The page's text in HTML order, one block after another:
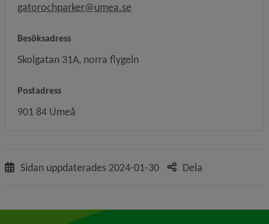
gatorochparker@umea.se
Besöksadress
Skolgatan 31A, norra flygeln
Postadress
901 84 Umeå
Sidan uppdaterades 2024-01-30 Dela